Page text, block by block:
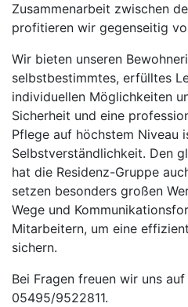
Zusammenarbeit zwischen
profitieren wir gegenseitig
Wir bieten unseren
selbstbestimmtes, erfülltes
individuellen Möglichkeiten
Sicherheit und eine
Pflege auf höchstem Niveau
Selbstverständlichkeit. Den
hat die Residenz-Gruppe
setzen besonders großen
Wege und
Mitarbeitern, um eine
sichern.
Bei Fragen freuen wir uns
05495/9522811.